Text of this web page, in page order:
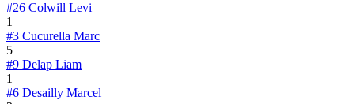
#26 Colwill Levi
1
#3 Cucurella Marc
5
#9 Delap Liam
1
#6 Desailly Marcel